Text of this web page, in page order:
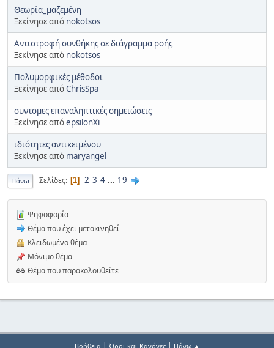
Θεωρία_μαζεμένη
Ξεκίνησε από nokotsos
Αντιστροφή συνθήκης σε διάγραμμα ροής
Ξεκίνησε από nokotsos
Πολυμορφικές μέθοδοι
Ξεκίνησε απόChrisSpa
συντομες επαναληπτικές σημειώσεις
Ξεκίνησε απόepsilonXi
ιδιότητες αντικειμένου
Ξεκίνησε από maryangel
Πάνω Σελίδες 1 2 3 4 ... 19
Ψηφοφορία
Θέμα που έχει μετακινηθεί
Κλειδωμένο θέμα
Μόνιμο θέμα
Θέμα που παρακολουθείτε
Βοήθεια | Όροι και Κανόνες| Πάνω ▲